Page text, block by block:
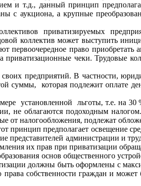
и т.д., данный принцип
с аукциона, а крупные
приватизируемых
коллектив может выступить
первоочередное право
приватизационные чеки. Трудовые
предприятий. В частности,
суммы,
которая подлежит оплате
установленной
льготы, т.е. на
не облагаются подоходным
от налогообложения, подлежат
принцип предполагает освещение
представителей администрации и
их прав при приватизации
основ общественного
должны быть оформлены с
собственности граждан и